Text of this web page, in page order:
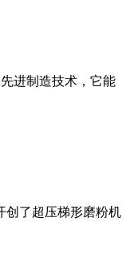
进制造技术，它能
创了超压梯形磨粉机